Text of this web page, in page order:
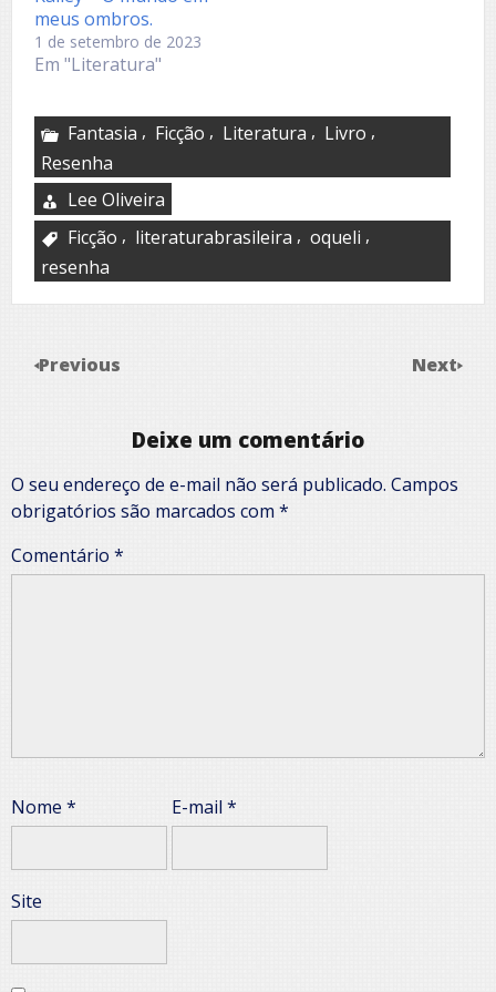
meus ombros.
1 de setembro de 2023
Em "Literatura"
Fantasia , Ficção , Literatura , Livro ,
Resenha
Lee Oliveira
Ficção , literaturabrasileira , oqueli ,
resenha
Previous Next
Deixe um comentário
O seu endereço de e-mail não será publicado. Campos
obrigatórios são marcados com *
Comentário *
Nome * E-mail *
Site